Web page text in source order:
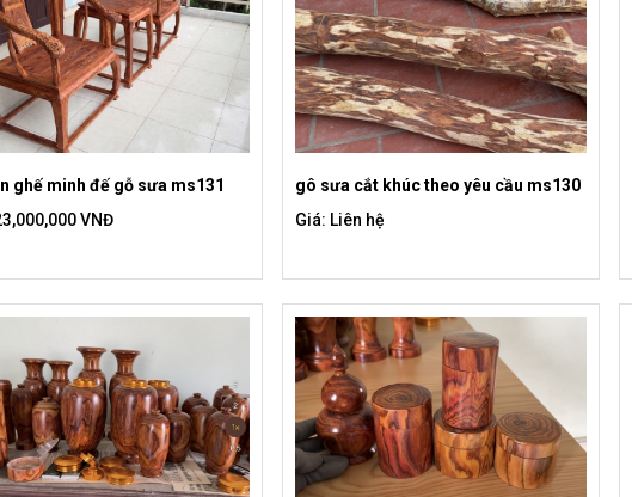
ghế minh đế gỗ sưa ms131
VNĐ
gô sưa cắt khúc theo yêu cầu ms130
Giá: Liên hệ